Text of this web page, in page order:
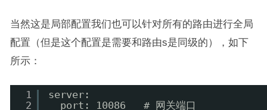
当然这是局部配置我们也可以针对所有的路由进行全局
配置（但是这个配置是需要和路由s是同级的），如下
所示：
1
2
server:
port: 10086   # 网关端口